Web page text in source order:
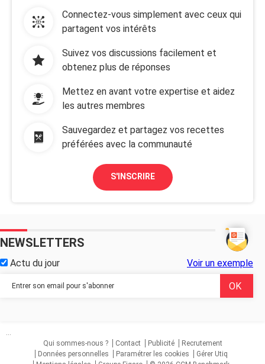
Connectez-vous simplement avec ceux qui
partagent vos intérêts
Suivez vos discussions facilement et
obtenez plus de réponses
Mettez en avant votre expertise et aidez
les autres membres
Sauvegardez et partagez vos recettes
préférées avec la communauté
S'INSCRIRE
NEWSLETTERS
Actu du jour Voir un exemple
...
Qui sommes-nous ?
Contact Publicité
Recrutement
Données personnelles
Paramétrer les cookies
Gérer Utiq